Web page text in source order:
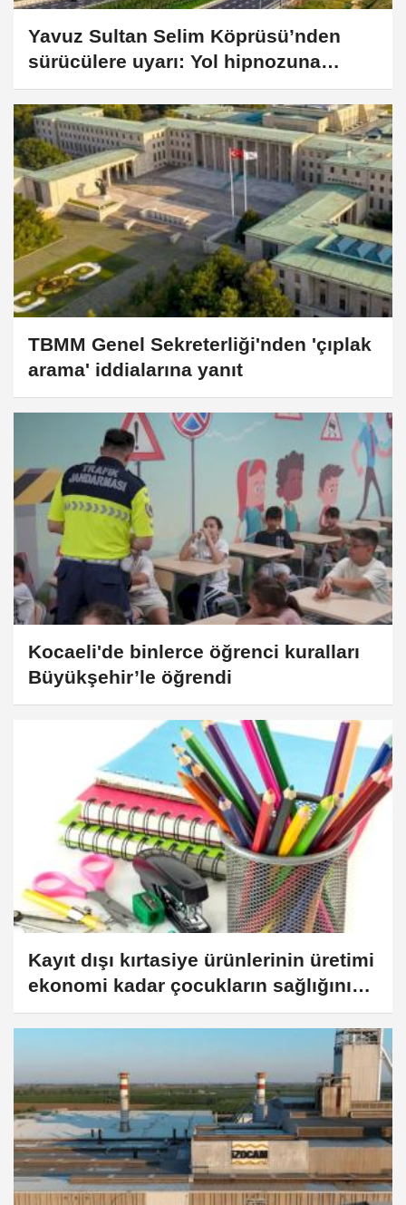
Yavuz Sultan Selim Köprüsü’nden
sürücülere uyarı: Yol hipnozuna
dikkat!
TBMM Genel Sekreterliği'nden 'çıplak
arama' iddialarına yanıt
Kocaeli'de binlerce öğrenci kuralları
Büyükşehir’le öğrendi
Kayıt dışı kırtasiye ürünlerinin üretimi
ekonomi kadar çocukların sağlığını
da tehdit ediyor